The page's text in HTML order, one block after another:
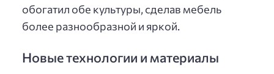
обогатил обе культуры, сделав мебель
более разнообразной и яркой.
Новые технологии и материалы